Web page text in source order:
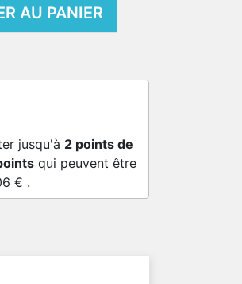
AU PANIER
jusqu'à 2 points de
qui peuvent être
€ .